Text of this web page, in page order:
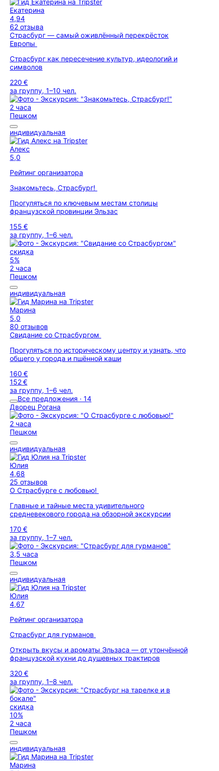
Екатерина
4,94
62 отзыва
Страсбург — самый оживлённый перекрёсток
Европы
Страсбург как пересечение культур, идеологий и
символов
220 €
за группу, 1–10 чел.
2 часа
Пешком
индивидуальная
Алекс
5,0
Рейтинг организатора
Знакомьтесь, Страсбург!
Прогуляться по ключевым местам столицы
французской провинции Эльзас
155 €
за группу, 1–6 чел.
скидка
5%
2 часа
Пешком
индивидуальная
Марина
5,0
80 отзывов
Свидание со Страсбургом
Прогуляться по историческому центру и узнать, что
общего у города и пшённой каши
160 €
152 €
за группу, 1–6 чел.
Все предложения · 14
Дворец Рогана
2 часа
Пешком
индивидуальная
Юлия
4,68
25 отзывов
О Страсбурге с любовью!
Главные и тайные места удивительного
средневекового города на обзорной экскурсии
170 €
за группу, 1–7 чел.
3,5 часа
Пешком
индивидуальная
Юлия
4,67
Рейтинг организатора
Страсбург для гурманов
Открыть вкусы и ароматы Эльзаса — от утончённой
французской кухни до душевных трактиров
320 €
за группу, 1–8 чел.
скидка
10%
2 часа
Пешком
индивидуальная
Марина